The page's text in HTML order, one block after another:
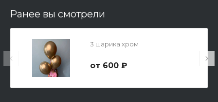
Мишка Мини №1
Ранее вы смотрели
3 шарика хром
600 ₽